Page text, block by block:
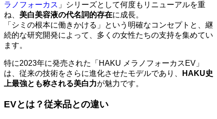
ラノフォーカス 」シリーズとして何度もリニューアルを重
ね、 美白美容液の代名詞的存在に成長。
「シミの根本に働きかける」という明確なコンセプトと、継
続的な研究開発によって、多くの女性たちの支持を集めてい
ます。
特に2023年に発売された「HAKU メラノフォーカスEV」
は、従来の技術をさらに進化させたモデルであり、
HAKU史
上最強とも称される美白力が魅力です。
EVとは？従来品との違い